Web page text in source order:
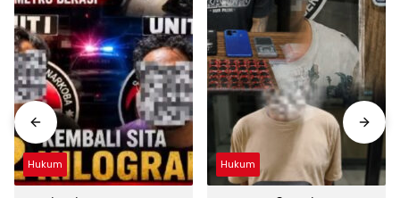
Hukum Hukum